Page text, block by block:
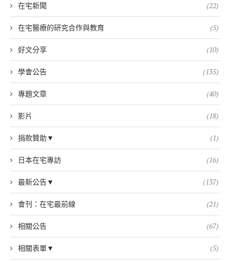
在宅新聞 (22)
在宅醫療的研究合作與教育 (5)
好文分享 (10)
學會公告 (135)
專題文章 (40)
影片 (18)
捐款贊助▼ (1)
日本在宅專訪 (16)
最新公告▼ (137)
會刊：在宅最前線 (21)
相關公告 (67)
相關表單▼ (5)